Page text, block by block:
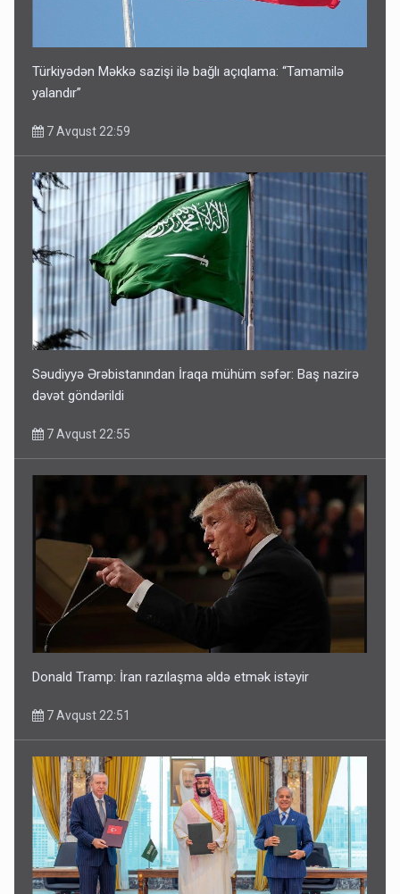
Türkiyədən Məkkə sazişi ilə bağlı açıqlama: “Tamamilə
yalandır”
7 Avqust 22:59
Səudiyyə Ərəbistanından İraqa mühüm səfər: Baş nazirə
dəvət göndərildi
7 Avqust 22:55
Donald Tramp: İran razılaşma əldə etmək istəyir
7 Avqust 22:51